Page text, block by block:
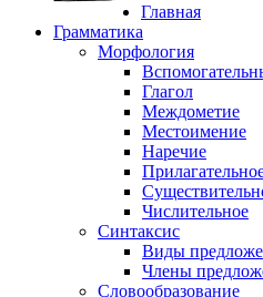
Главная
Грамматика
Морфология
Глагол
Междометие
Местоимение
Наречие
Числительное
Синтаксис
Виды
Члены
Словообразование